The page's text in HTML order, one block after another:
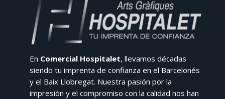
En Comercial Hospitalet, llevamos décadas
siendo tu imprenta de confianza en el Barcelonés
y el Baix Llobregat. Nuestra pasión por la
impresión y el compromiso con la calidad nos han